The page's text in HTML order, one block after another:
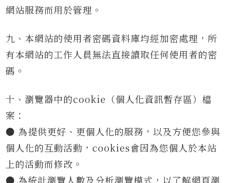
網站服務而用於管理。
九、本網站的使用者密碼資料庫均經加密處理，所
有本網站的工作人員無法直接讀取任何使用者的密
碼。
十、瀏覽器中的cookie（個人化資訊暫存區）檔
案：
● 為提供更好、更個人化的服務，以及方便您參與
個人化的互動活動，cookies會因為您個人於本站
上的活動而修改。
● 為統計瀏覽人數及分析瀏覽模式，以了解網頁瀏